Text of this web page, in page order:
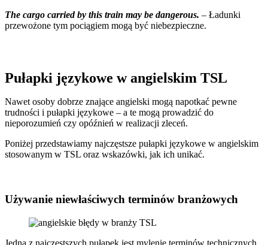
The cargo carried by this train may be dangerous. – Ładunki
przewożone tym pociągiem mogą być niebezpieczne.
Pułapki językowe w angielskim TSL
Nawet osoby dobrze znające angielski mogą napotkać pewne
trudności i pułapki językowe – a te mogą prowadzić do
nieporozumień czy opóźnień w realizacji zleceń.
Poniżej przedstawiamy najczęstsze pułapki językowe w angielskim
stosowanym w TSL oraz wskazówki, jak ich unikać.
Używanie niewłaściwych terminów branżowych
Jedną z najczęstszych pułapek jest mylenie terminów technicznych.